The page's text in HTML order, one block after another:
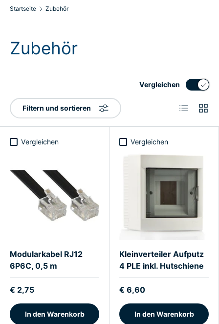
Startseite Zubehör
Zubehör
Filtern und sortieren
Vergleichen
Vergleichen
Modularkabel RJ12
6P6C, 0,5 m
€ 2,75
In den Warenkorb
Vergleichen
Kleinverteiler Aufputz
4 PLE inkl. Hutschiene
€ 6,60
In den Warenkorb